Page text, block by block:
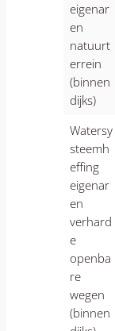
eigenar
en
natuurt
errein
(binnen
dijks)
Watersy
steemh
effing
eigenar
en
verhard
e
openba
re
wegen
(binnen